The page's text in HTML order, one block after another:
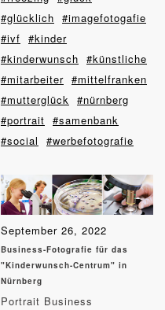
#glücklich #imagefotogafie
#ivf #kinder
#kinderwunsch #künstliche
#mitarbeiter #mittelfranken
#mutterglück #nürnberg
#portrait #samenbank
#social
#werbefotografie
September 26, 2022
Business-Fotografie für das
"Kinderwunsch-Centrum" in
Nürnberg
Portrait Business